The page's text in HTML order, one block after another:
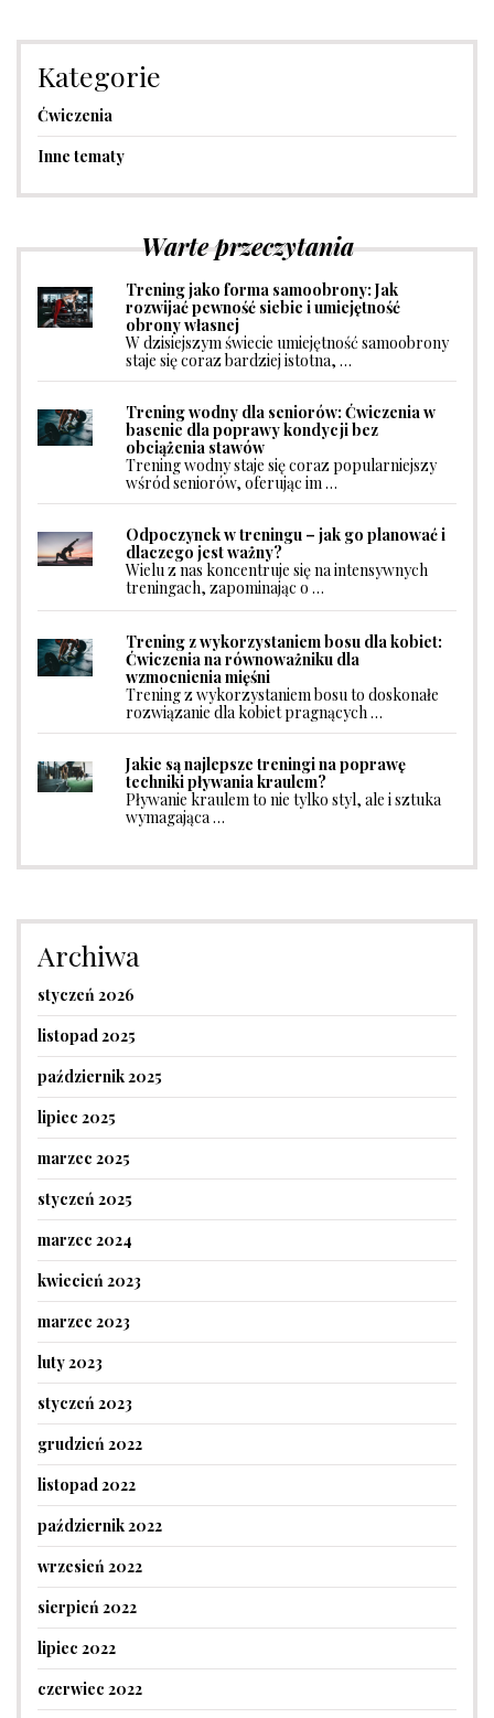
Kategorie
Ćwiczenia
Inne tematy
Warte przeczytania
Trening jako forma samoobrony: Jak
rozwijać pewność siebie i umiejętność
obrony własnej
W dzisiejszym świecie umiejętność samoobrony
staje się coraz bardziej istotna, …
Trening wodny dla seniorów: Ćwiczenia w
basenie dla poprawy kondycji bez
obciążenia stawów
Trening wodny staje się coraz popularniejszy
wśród seniorów, oferując im …
Odpoczynek w treningu – jak go planować i
dlaczego jest ważny?
Wielu z nas koncentruje się na intensywnych
treningach, zapominając o …
Trening z wykorzystaniem bosu dla kobiet:
Ćwiczenia na równoważniku dla
wzmocnienia mięśni
Trening z wykorzystaniem bosu to doskonałe
rozwiązanie dla kobiet pragnących …
Jakie są najlepsze treningi na poprawę
techniki pływania kraulem?
Pływanie kraulem to nie tylko styl, ale i sztuka
wymagająca …
Archiwa
styczeń 2026
listopad 2025
październik 2025
lipiec 2025
marzec 2025
styczeń 2025
marzec 2024
kwiecień 2023
marzec 2023
luty 2023
styczeń 2023
grudzień 2022
listopad 2022
październik 2022
wrzesień 2022
sierpień 2022
lipiec 2022
czerwiec 2022